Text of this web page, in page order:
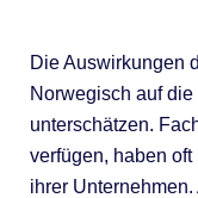
Die Auswirkungen
Norwegisch auf
unterschätzen.
verfügen, haben
ihrer